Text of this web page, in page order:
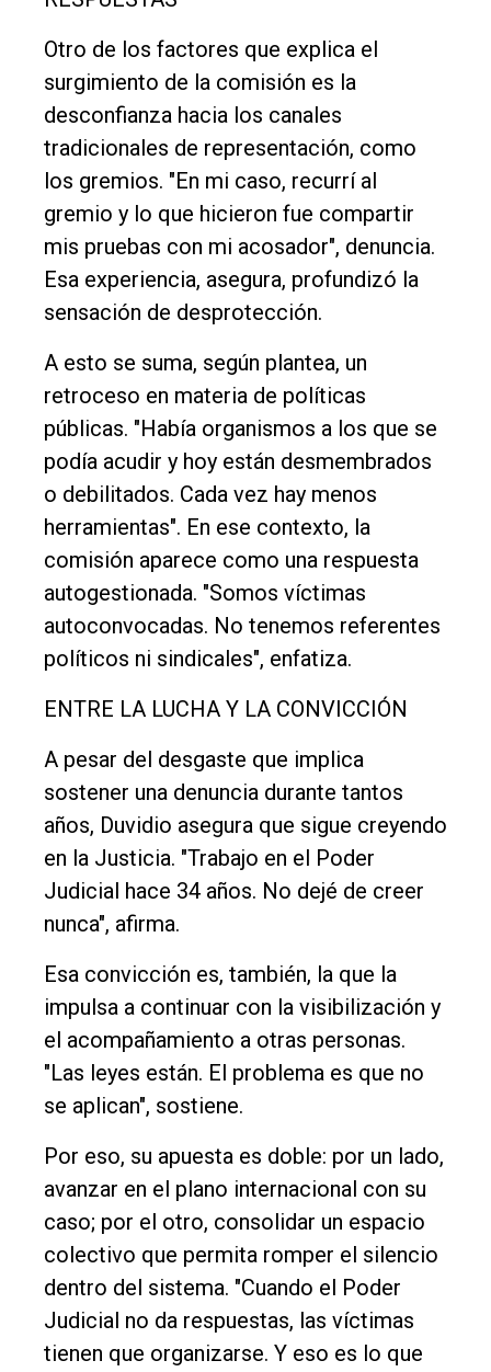
Otro de los factores que explica el
surgimiento de la comisión es la
desconfianza hacia los canales
tradicionales de representación, como
los gremios. "En mi caso, recurrí al
gremio y lo que hicieron fue compartir
mis pruebas con mi acosador", denuncia.
Esa experiencia, asegura, profundizó la
sensación de desprotección.
A esto se suma, según plantea, un
retroceso en materia de políticas
públicas. "Había organismos a los que se
podía acudir y hoy están desmembrados
o debilitados. Cada vez hay menos
herramientas". En ese contexto, la
comisión aparece como una respuesta
autogestionada. "Somos víctimas
autoconvocadas. No tenemos referentes
políticos ni sindicales", enfatiza.
ENTRE LA LUCHA Y LA CONVICCIÓN
A pesar del desgaste que implica
sostener una denuncia durante tantos
años, Duvidio asegura que sigue creyendo
en la Justicia. "Trabajo en el Poder
Judicial hace 34 años. No dejé de creer
nunca", afirma.
Esa convicción es, también, la que la
impulsa a continuar con la visibilización y
el acompañamiento a otras personas.
"Las leyes están. El problema es que no
se aplican", sostiene.
Por eso, su apuesta es doble: por un lado,
avanzar en el plano internacional con su
caso; por el otro, consolidar un espacio
colectivo que permita romper el silencio
dentro del sistema. "Cuando el Poder
Judicial no da respuestas, las víctimas
tienen que organizarse. Y eso es lo que